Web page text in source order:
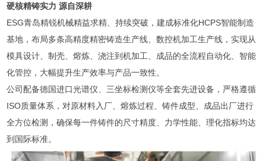
硬核精铸实力 源自深耕
ESG青岛精锐机械精益求精、持续突破，建成标准化HCPS智能制造
基地，布局多条高精度精密铸造生产线、数控机加工生产线，实现从
模具设计、制壳、熔炼、浇注到机加工、成品的全流程自动化、智能
化管控，大幅提升生产效率与产品一致性。
公司配备德国进口光谱仪、三坐标检测仪等全套先进设备，严格遵循
ISO质量体系，对原材料入厂、熔炼过程、铸件成型、成品出厂进行
全方位检测，确保每一件铸件的尺寸精度、力学性能、理化指标均达
到国际标准。